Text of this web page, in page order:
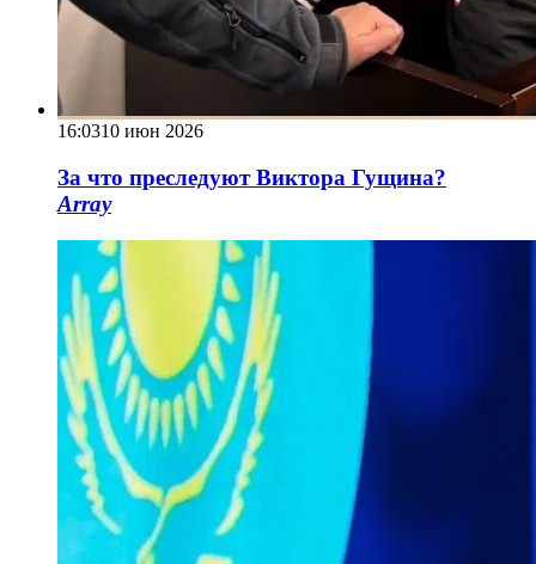
16:0310 июн 2026
За что преследуют Виктора Гущина?
Array